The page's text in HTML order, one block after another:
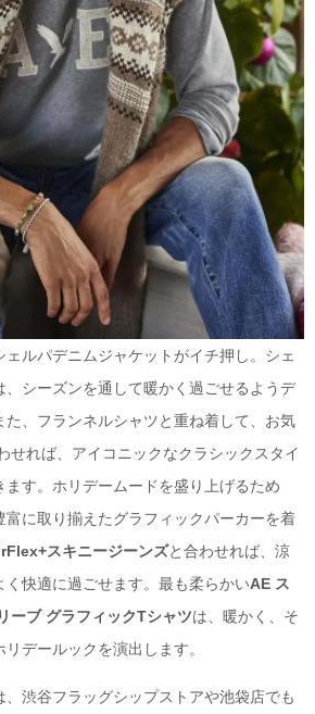
ェルパデニムジャケットがイチ押し。シェ
、シーズンを通して暖かく過ごせるようデ
た、フランネルシャツと重ね着して、お気
せれば、アイコニックなクラシックスタイ
ます。ホリデームードを盛り上げるため
富に取り揃えたグラフィックパーカーを着
スキニージーンズと合わせれば、涼
く快適に過ごせます。最も柔らかいAE ス
ーブ グラフィックTシャツは、暖かく、そ
デールックを演出します。
、渋谷フラッグシップストアや池袋店でも